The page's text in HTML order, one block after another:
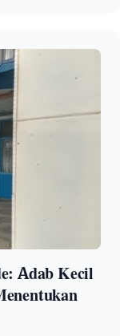
Adab Kecil